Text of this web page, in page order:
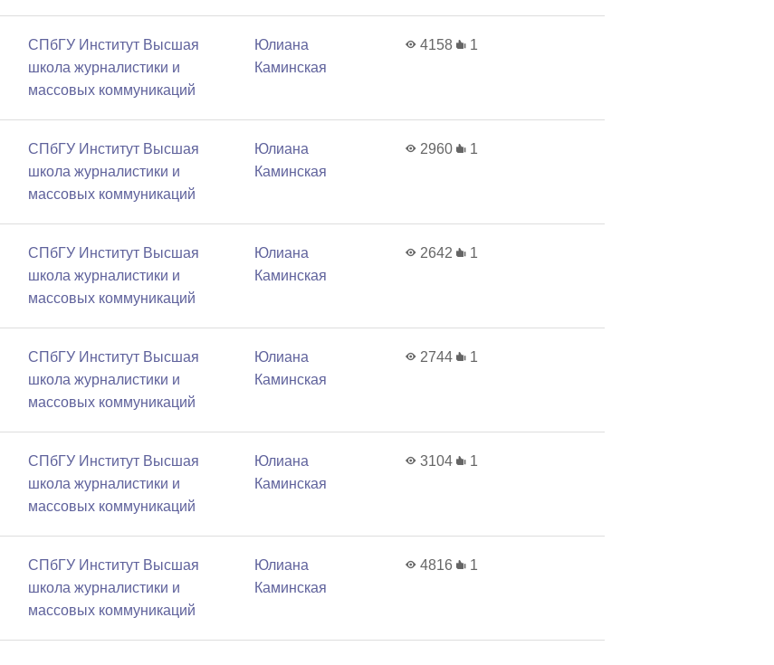
СПбГУ Институт Высшая
школа журналистики и
массовых коммуникаций
Юлиана
Каминская
4158 1
СПбГУ Институт Высшая
школа журналистики и
массовых коммуникаций
Юлиана
Каминская
2960 1
СПбГУ Институт Высшая
школа журналистики и
массовых коммуникаций
Юлиана
Каминская
2642 1
СПбГУ Институт Высшая
школа журналистики и
массовых коммуникаций
Юлиана
Каминская
2744 1
СПбГУ Институт Высшая
школа журналистики и
массовых коммуникаций
Юлиана
Каминская
3104 1
СПбГУ Институт Высшая
школа журналистики и
массовых коммуникаций
Юлиана
Каминская
4816 1